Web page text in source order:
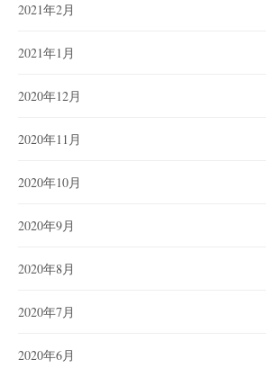
2021年2月
2021年1月
2020年12月
2020年11月
2020年10月
2020年9月
2020年8月
2020年7月
2020年6月